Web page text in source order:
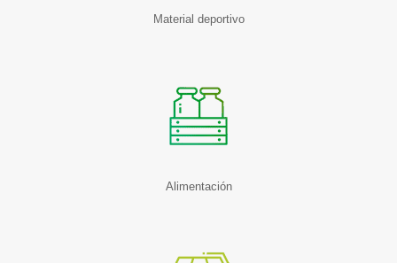
Material deportivo
Alimentación